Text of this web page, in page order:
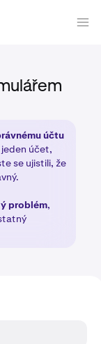
účtu
účet,
se ujistili, že
problém,